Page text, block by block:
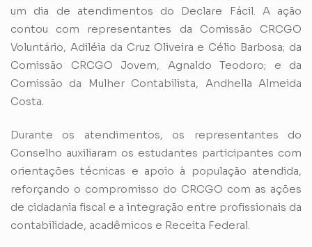
um dia de atendimentos do Declare Fácil. A ação
contou com representantes da Comissão CRCGO
Voluntário, Adiléia da Cruz Oliveira e Célio Barbosa; da
Comissão CRCGO Jovem, Agnaldo Teodoro; e da
Comissão da Mulher Contabilista, Andhella Almeida
Costa.
Durante os atendimentos, os representantes do
Conselho auxiliaram os estudantes participantes com
orientações técnicas e apoio à população atendida,
reforçando o compromisso do CRCGO com as ações
de cidadania fiscal e a integração entre profissionais da
contabilidade, acadêmicos e Receita Federal.